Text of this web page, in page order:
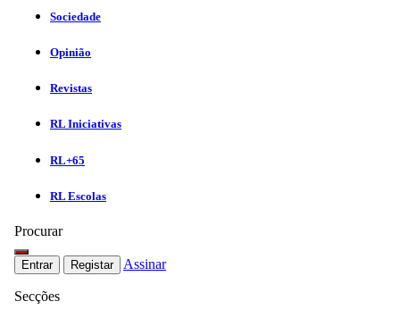
Sociedade
Opinião
Revistas
RL Iniciativas
RL+65
RL Escolas
Procurar
Entrar Registar Assinar
Secções